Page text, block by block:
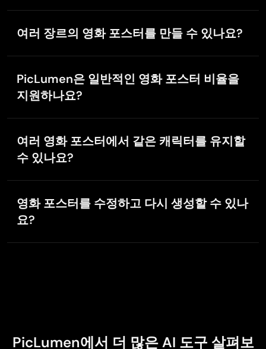
remove watermarks from..and Ai ease did in batches
instantly ! And the team week very very supportive when
i realised very late that id forgotten to unsubscribe ! Cool
product + nice people = a better world!
인물 사진, 캐릭터 디자인, 제품 사진, 콘셉트 아트, 일러
PicLumen이 당신의 사진을 영화 포스터로 변환해 줍니
여러 장르의 영화 포스터를 만들 수 있나요?
물론입니다. PicLumen은 액션, SF, 판타지, 공포, 로맨스,
한 영화 포스터 스타일을 지원합니다.
PicLumen은 일반적인 영화 포스터 비율을
지원하나요?
네. PicLumen은 2:3, 3:4, 4:5, 1:1, 16:9, 9:16 등 인기 있는
미디어, 웹사이트, 디지털 광고용 포스터를 쉽게 제작할
수 있습니다.
여러 영화 포스터에서 같은 캐릭터를 유지할
수 있나요?
네. 동일한 레퍼런스 이미지를 업로드하면, 얼굴 특징·의
만들 수 있습니다.
영화 포스터를 수정하고 다시 생성할 수 있나
요?
네. 언제든지 프롬프트를 수정하거나 생성 설정을 조정
PicLumen에서 더 많은 AI 도구 살펴보